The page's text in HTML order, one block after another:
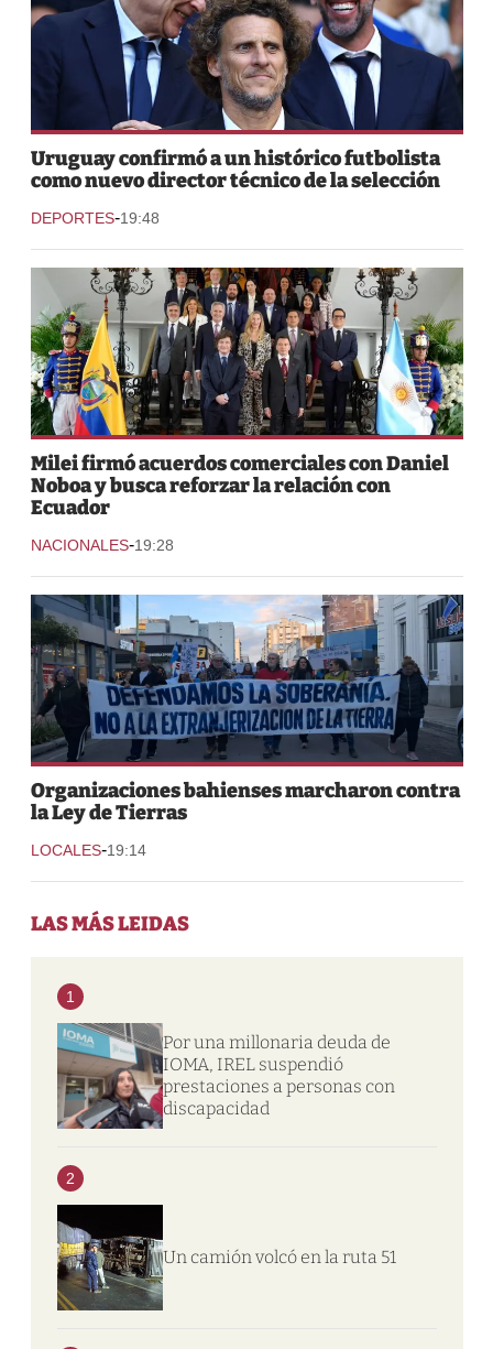
Uruguay confirmó a un histórico futbolista
como nuevo director técnico de la selección
DEPORTES-19:48
Milei firmó acuerdos comerciales con Daniel
Noboa y busca reforzar la relación con
Ecuador
NACIONALES-19:28
Organizaciones bahienses marcharon contra
la Ley de Tierras
LOCALES-19:14
LAS MÁS LEIDAS
1
Por una millonaria deuda de
IOMA, IREL suspendió
prestaciones a personas con
discapacidad
2
Un camión volcó en la ruta 51